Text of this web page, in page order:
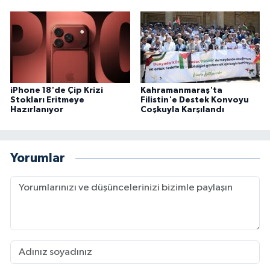
iPhone 18'de Çip Krizi
Stokları Eritmeye
Hazırlanıyor
Kahramanmaraş'ta
Filistin'e Destek Konvoyu
Coşkuyla Karşılandı
Yorumlar